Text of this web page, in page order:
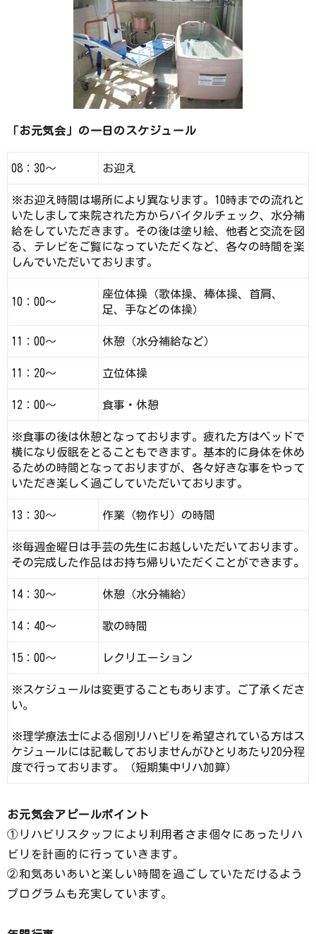
「お元気会」の一日のスケジュール
08：30～ お迎え
※お迎え時間は場所により異なります。10時までの流れと
いたしまして来院された方からバイタルチェック、水分補
給をしていただきます。その後は塗り絵、他者と交流を図
る、テレビをご覧になっていただくなど、各々の時間を楽
しんでいただいております。
10：00～
座位体操（歌体操、棒体操、首肩、
足、手などの体操）
11：00～ 休憩（水分補給など）
11：20～ 立位体操
12：00～ 食事・休憩
※食事の後は休憩となっております。疲れた方はベッドで
横になり仮眠をとることもできます。基本的に身体を休め
るための時間となっておりますが、各々好きな事をやって
いただき楽しく過ごしていただいております。
13：30～ 作業（物作り）の時間
※毎週金曜日は手芸の先生にお越しいただいております。
その完成した作品はお持ち帰りいただくことができます。
14：30～ 休憩（水分補給）
14：40～ 歌の時間
15：00～ レクリエーション
※スケジュールは変更することもあります。ご了承くださ
い。
※理学療法士による個別リハビリを希望されている方はス
ケジュールには記載しておりませんがひとりあたり20分程
度で行っております。（短期集中リハ加算）
お元気会アピールポイント
①リハビリスタッフにより利用者さま個々にあったリハ
ビリを計画的に行っていきます。
②和気あいあいと楽しい時間を過ごしていただけるよう
プログラムも充実しています。